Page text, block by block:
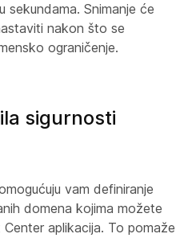
sekundama. Snimanje će
nakon što se
ograničenje.
sigurnosti
vam definiranje
domena kojima možete
aplikacija. To pomaže